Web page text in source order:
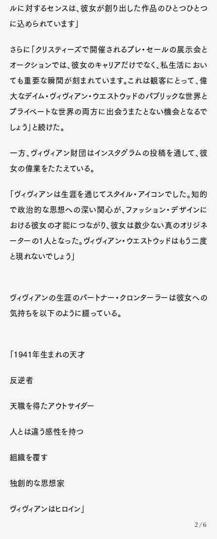
ルに対するセンスは、彼女が創り出した作品のひとつひとつ
に込められています」
さらに「クリスティーズで開催されるプレ・セールの展示会と
オークションでは、彼女のキャリアだけでなく、私生活におい
ても重要な瞬間が刻まれています。これは観客にとって、偉
大なデイム・ヴィヴィアン・ウエストウッドのパブリックな世界と
プライベートな世界の両方に出会うまたとない機会となるで
しょう」と続けた。
一方、ヴィヴィアン財団はインスタグラムの投稿を通して、彼
女の偉業をたたえている。
「ヴィヴィアンは生涯を通じてスタイル・アイコンでした。知的
で政治的な思想への深い関心が、ファッション・デザインに
おける彼女の才能につながり、彼女は数少ない真のオリジネ
ーターの1人となった。ヴィヴィアン・ウエストウッドはもう二度
と現れないでしょう」
ヴィヴィアンの生涯のパートナー・クロンターラーは彼女への
気持ちを以下のように綴っている。
「1941年生まれの天才
反逆者
天職を得たアウトサイダー
人とは違う感性を持つ
組織を覆す
独創的な思想家
ヴィヴィアンはヒロイン」
2/6